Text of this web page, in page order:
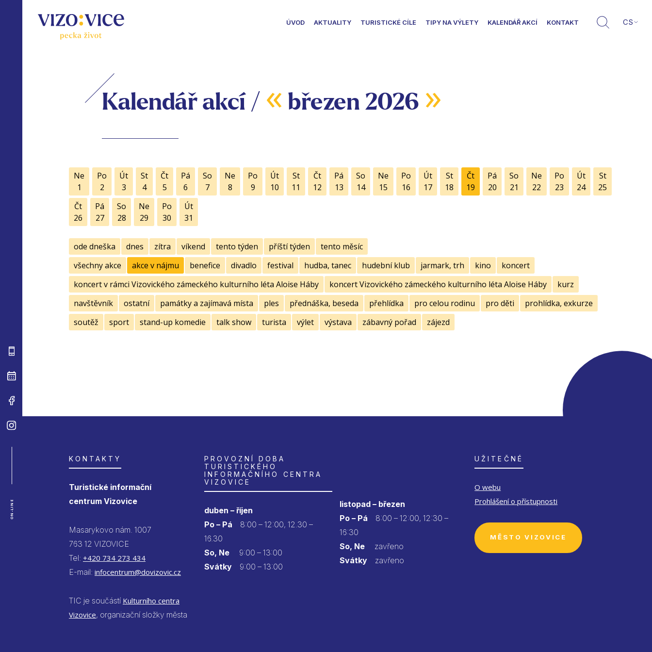
ÚVOD AKTUALITY TURISTICKÉ CÍLE TIPY NA VÝLETY KALENDÁŘ AKCÍ KONTAKT CS
ON-LINE
Kalendář akcí / « březen 2026 »
Ne
1
Po
2
Út
3
St
4
Čt
5
Pá
6
So
7
Ne
8
Po
9
Út
10
St
11
Čt
12
Pá
13
So
14
Ne
15
Po
16
Út
17
St
18
Čt
19
Pá
20
So
21
Ne
22
Po
23
Út
24
St
25
Čt
26
Pá
27
So
28
Ne
29
Po
30
Út
31
ode dneška dnes zítra víkend tento týden příští týden
tento měsíc
všechny akce
akce v nájmu benefice divadlo festival hudba, tanec hudební klub jarmark, trh kino
koncert
koncert v rámci Vizovického zámeckého kulturního léta Aloise Háby
koncert Vizovického zámeckého kulturního léta Aloise Háby
kurz
navštěvník
ostatní památky a zajímavá místa ples přednáška, beseda přehlídka pro celou rodinu pro děti
prohlídka, exkurze
soutěž
sport stand-up komedie talk show turista výlet výstava zábavný pořad zájezd
KONTAKTY
Turistické informační
centrum Vizovice
Masarykovo nám. 1007
763 12 VIZOVICE
Tel: +420 734 273 434
E-mail: infocentrum@dovizovic.cz
TIC je součástí Kulturního centra
Vizovice, organizační složky města
PROVOZNÍ DOBA
TURISTICKÉHO
INFORMAČNÍHO CENTRA
VIZOVICE
duben – říjen
Po – Pá
8:00 – 12:00, 12.30 –
16.30
So, Ne9:00 – 13:00
Svátky9:00 – 13:00
listopad – březen
Po – Pá 8:00 – 12:00, 12:30 –
16:30
So, Nezavřeno
Svátkyzavřeno
UŽITEČNÉ
O webu
Prohlášení o přístupnosti
MĚSTO VIZOVICE